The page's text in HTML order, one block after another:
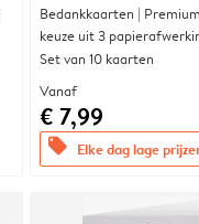
Bedankkaarten |
keuze uit 3
Set van 10 kaarten
Vanaf
€ 7,99
offers Elke dag lage